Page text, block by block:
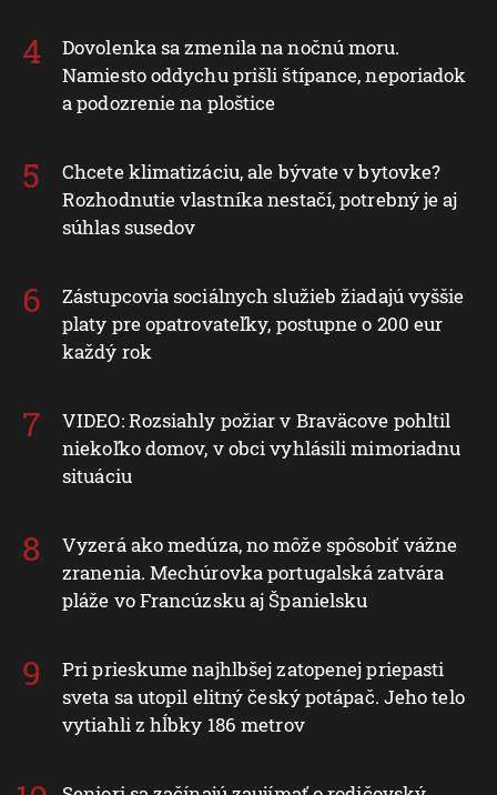
Dovolenka sa zmenila na nočnú moru.
Namiesto oddychu prišli štípance, neporiadok
a podozrenie na ploštice
Chcete klimatizáciu, ale bývate v bytovke?
Rozhodnutie vlastníka nestačí, potrebný je aj
súhlas susedov
Zástupcovia sociálnych služieb žiadajú vyššie
platy pre opatrovateľky, postupne o 200 eur
každý rok
VIDEO: Rozsiahly požiar v Braväcove pohltil
niekoľko domov, v obci vyhlásili mimoriadnu
situáciu
Vyzerá ako medúza, no môže spôsobiť vážne
zranenia. Mechúrovka portugalská zatvára
pláže vo Francúzsku aj Španielsku
Pri prieskume najhlbšej zatopenej priepasti
sveta sa utopil elitný český potápač. Jeho telo
vytiahli z hĺbky 186 metrov